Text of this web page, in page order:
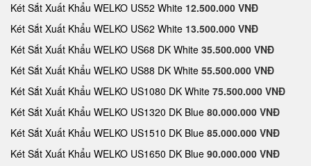
Két Sắt Xuất Khẩu WELKO US52 White 12.500.000 VNĐ
Két Sắt Xuất Khẩu WELKO US62 White 13.500.000 VNĐ
Két Sắt Xuất Khẩu WELKO US68 DK White 35.500.000 VNĐ
Két Sắt Xuất Khẩu WELKO US88 DK White 55.500.000 VNĐ
Két Sắt Xuất Khẩu WELKO US1080 DK White 75.500.000 VNĐ
Két Sắt Xuất Khẩu WELKO US1320 DK Blue 80.000.000 VNĐ
Két Sắt Xuất Khẩu WELKO US1510 DK Blue 85.000.000 VNĐ
Két Sắt Xuất Khẩu WELKO US1650 DK Blue 90.000.000 VNĐ